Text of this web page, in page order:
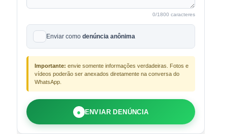
0/1800 caracteres
Enviar como denúncia anônima
Importante: envie somente informações verdadeiras. Fotos e
vídeos poderão ser anexados diretamente na conversa do
WhatsApp.
● ENVIAR DENÚNCIA